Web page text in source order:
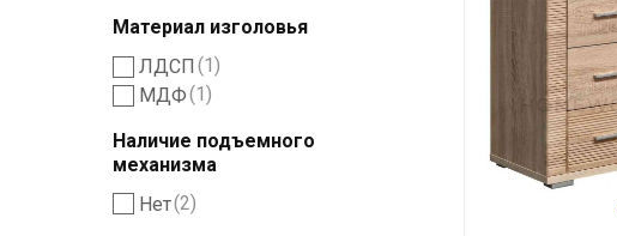
Материал изголовья
ЛДСП (1)
МДФ(1)
Наличие подъемного
механизма
Нет(2)